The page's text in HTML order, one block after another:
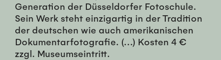
Generation der Düsseldorfer Fotoschule.
Sein Werk steht einzigartig in der Tradition
der deutschen wie auch amerikanischen
Dokumentarfotografie. (…) Kosten 4 €
zzgl. Museumseintritt.